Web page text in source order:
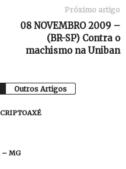
Próximo artigo
08 NOVEMBRO 2009 –
(BR-SP) Contra o
machismo na Uniban
Outros Artigos
– MG